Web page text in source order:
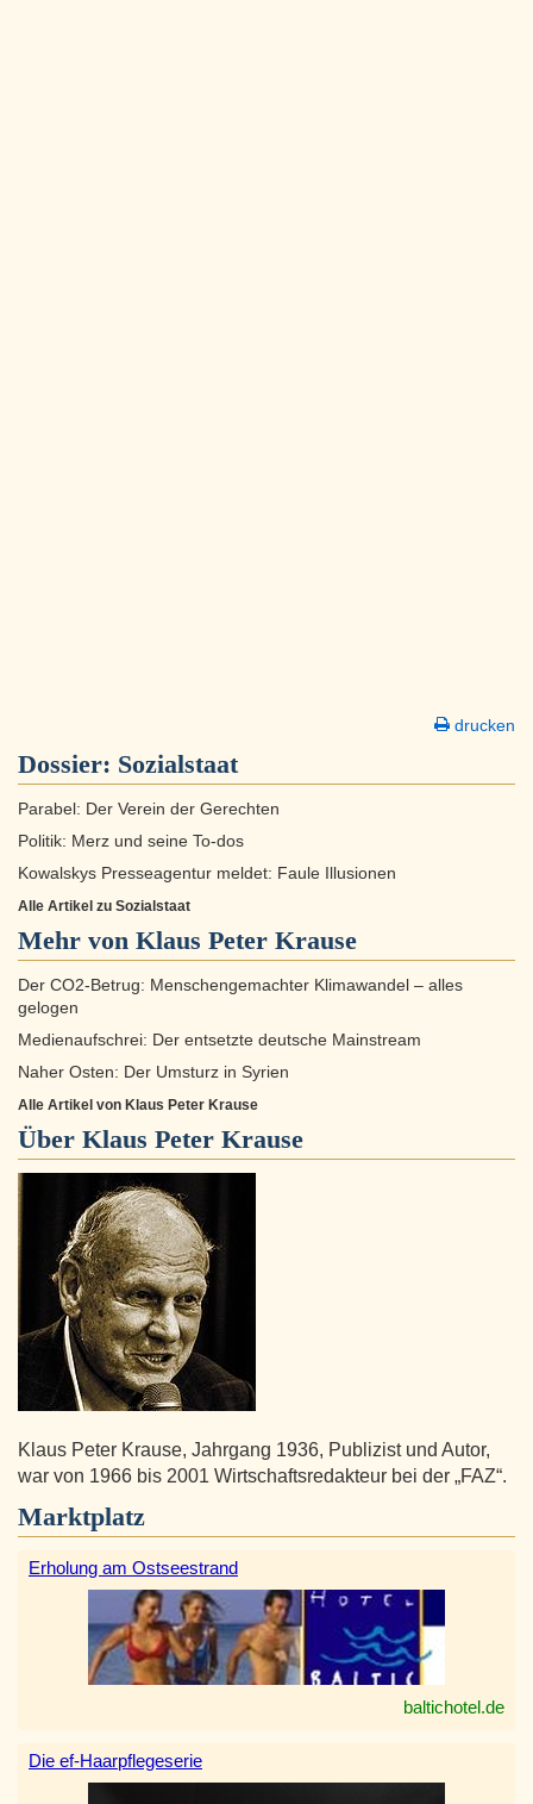
drucken
Dossier: Sozialstaat
Parabel: Der Verein der Gerechten
Politik: Merz und seine To-dos
Kowalskys Presseagentur meldet: Faule Illusionen
Alle Artikel zu Sozialstaat
Mehr von Klaus Peter Krause
Der CO2-Betrug: Menschengemachter Klimawandel – alles
gelogen
Medienaufschrei: Der entsetzte deutsche Mainstream
Naher Osten: Der Umsturz in Syrien
Alle Artikel von Klaus Peter Krause
Über Klaus Peter Krause
Klaus Peter Krause, Jahrgang 1936, Publizist und Autor,
war von 1966 bis 2001 Wirtschaftsredakteur bei der „FAZ“.
Marktplatz
Erholung am Ostseestrand
baltichotel.de
Die ef-Haarpflegeserie